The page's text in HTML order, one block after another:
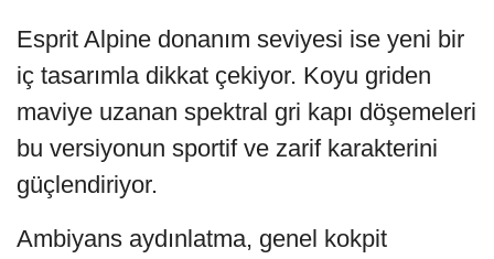
Esprit Alpine donanım seviyesi ise yeni bir
iç tasarımla dikkat çekiyor. Koyu griden
maviye uzanan spektral gri kapı döşemeleri
bu versiyonun sportif ve zarif karakterini
güçlendiriyor.
Ambiyans aydınlatma, genel kokpit